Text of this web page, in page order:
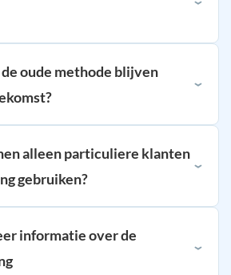
oude methode blijven
alleen particuliere klanten
gebruiken?
informatie over de